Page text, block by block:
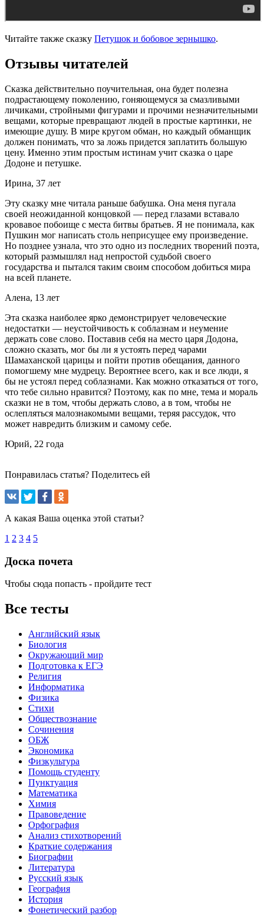
Читайте также сказку Петушок и бобовое зернышко.
Отзывы читателей
Сказка действительно поучительная, она будет полезна
подрастающему поколению, гоняющемуся за смазливыми
личиками, стройными фигурами и прочими незначительными
вещами, которые превращают людей в простые картинки, не
имеющие душу. В мире кругом обман, но каждый обманщик
должен понимать, что за ложь придется заплатить большую
цену. Именно этим простым истинам учит сказка о царе
Додоне и петушке.
Ирина, 37 лет
Эту сказку мне читала раньше бабушка. Она меня пугала
своей неожиданной концовкой — перед глазами вставало
кровавое побоище с места битвы братьев. Я не понимала, как
Пушкин мог написать столь неприсущее ему произведение.
Но позднее узнала, что это одно из последних творений поэта,
который размышлял над непростой судьбой своего
государства и пытался таким своим способом добиться мира
на всей планете.
Алена, 13 лет
Эта сказка наиболее ярко демонстрирует человеческие
недостатки — неустойчивость к соблазнам и неумение
держать сове слово. Поставив себя на место царя Додона,
сложно сказать, мог бы ли я устоять перед чарами
Шамаханской царицы и пойти против обещания, данного
помогшему мне мудрецу. Вероятнее всего, как и все люди, я
бы не устоял перед соблазнами. Как можно отказаться от того,
что тебе сильно нравится? Поэтому, как по мне, тема и мораль
сказки не в том, чтобы держать слово, а в том, чтобы не
ослепляться малознакомыми вещами, теряя рассудок, что
может навредить близким и самому себе.
Юрий, 22 года
Понравилась статья? Поделитесь ей
А какая Ваша оценка этой статьи?
1 2 3 4 5
Доска почета
Чтобы сюда попасть - пройдите тест
Все тесты
Английский язык
Биология
Окружающий мир
Подготовка к ЕГЭ
Религия
Информатика
Физика
Стихи
Обществознание
Сочинения
ОБЖ
Экономика
Физкультура
Помощь студенту
Пунктуация
Математика
Химия
Правоведение
Орфография
Анализ стихотворений
Краткие содержания
Биографии
Литература
Русский язык
География
История
Фонетический разбор